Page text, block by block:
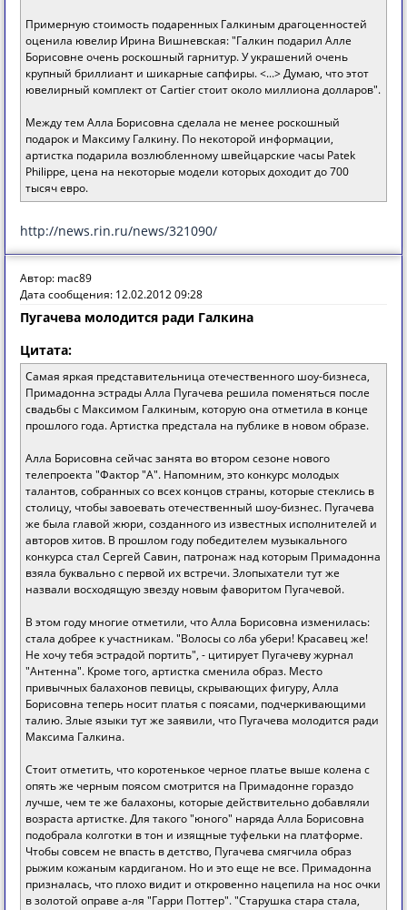
Примерную стоимость подаренных Галкиным драгоценностей
оценила ювелир Ирина Вишневская: "Галкин подарил Алле
Борисовне очень роскошный гарнитур. У украшений очень
крупный бриллиант и шикарные сапфиры. <...> Думаю, что этот
ювелирный комплект от Cartier стоит около миллиона долларов".
Между тем Алла Борисовна сделала не менее роскошный
подарок и Максиму Галкину. По некоторой информации,
артистка подарила возлюбленному швейцарские часы Patek
Philippe, цена на некоторые модели которых доходит до 700
тысяч евро.
http://news.rin.ru/news/321090/
Автор: mac89
Дата сообщения: 12.02.2012 09:28
Пугачева молодится ради Галкина
Цитата:
Самая яркая представительница отечественного шоу-бизнеса,
Примадонна эстрады Алла Пугачева решила поменяться после
свадьбы с Максимом Галкиным, которую она отметила в конце
прошлого года. Артистка предстала на публике в новом образе.
Алла Борисовна сейчас занята во втором сезоне нового
телепроекта "Фактор "А". Напомним, это конкурс молодых
талантов, собранных со всех концов страны, которые стеклись в
столицу, чтобы завоевать отечественный шоу-бизнес. Пугачева
же была главой жюри, созданного из известных исполнителей и
авторов хитов. В прошлом году победителем музыкального
конкурса стал Сергей Савин, патронаж над которым Примадонна
взяла буквально с первой их встречи. Злопыхатели тут же
назвали восходящую звезду новым фаворитом Пугачевой.
В этом году многие отметили, что Алла Борисовна изменилась:
стала добрее к участникам. "Волосы со лба убери! Красавец же!
Не хочу тебя эстрадой портить", - цитирует Пугачеву журнал
"Антенна". Кроме того, артистка сменила образ. Место
привычных балахонов певицы, скрывающих фигуру, Алла
Борисовна теперь носит платья с поясами, подчеркивающими
талию. Злые языки тут же заявили, что Пугачева молодится ради
Максима Галкина.
Стоит отметить, что коротенькое черное платье выше колена с
опять же черным поясом смотрится на Примадонне гораздо
лучше, чем те же балахоны, которые действительно добавляли
возраста артистке. Для такого "юного" наряда Алла Борисовна
подобрала колготки в тон и изящные туфельки на платформе.
Чтобы совсем не впасть в детство, Пугачева смягчила образ
рыжим кожаным кардиганом. Но и это еще не все. Примадонна
призналась, что плохо видит и откровенно нацепила на нос очки
в золотой оправе а-ля "Гарри Поттер". "Старушка стара стала,